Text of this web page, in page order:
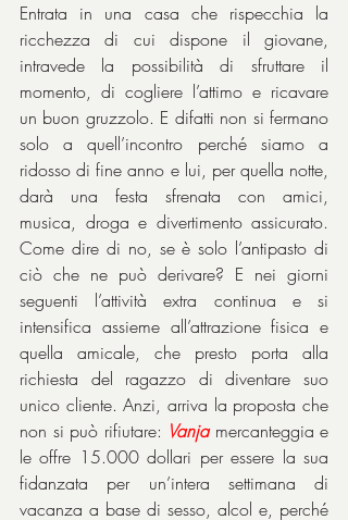
Entrata in una casa che rispecchia la
ricchezza di cui dispone il giovane,
intravede la possibilità di sfruttare il
momento, di cogliere l’attimo e ricavare
un buon gruzzolo. E difatti non si fermano
solo a quell’incontro perché siamo a
ridosso di fine anno e lui, per quella notte,
darà una festa sfrenata con amici,
musica, droga e divertimento assicurato.
Come dire di no, se è solo l’antipasto di
ciò che ne può derivare? E nei giorni
seguenti l’attività extra continua e si
intensifica assieme all’attrazione fisica e
quella amicale, che presto porta alla
richiesta del ragazzo di diventare suo
unico cliente. Anzi, arriva la proposta che
non si può rifiutare: Vanja mercanteggia e
le offre 15.000 dollari per essere la sua
fidanzata per un’intera settimana di
vacanza a base di sesso, alcol e, perché